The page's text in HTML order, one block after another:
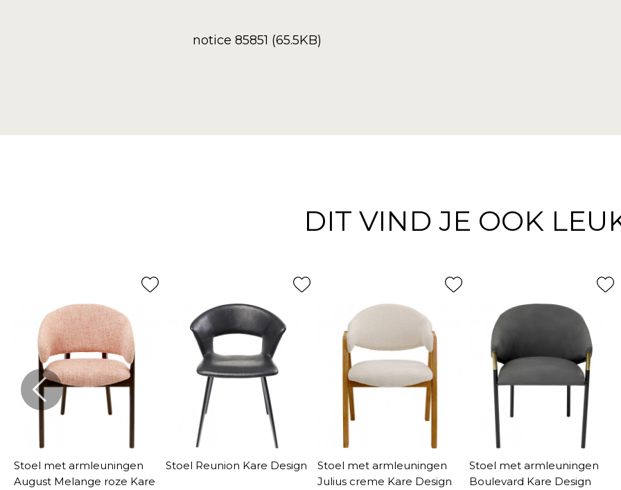
notice 85851 (65.5KB)
DIT VIND JE OOK
Stoel met armleuningen
August Melange roze Kare
Stoel Reunion Kare Design
Stoel met armleuningen
Julius creme Kare Design
Stoel met armleuningen
Boulevard Kare Design